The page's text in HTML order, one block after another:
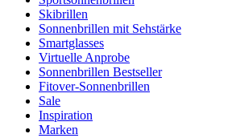
Skibrillen
Sonnenbrillen mit Sehstärke
Smartglasses
Virtuelle Anprobe
Sonnenbrillen Bestseller
Fitover-Sonnenbrillen
Sale
Inspiration
Marken